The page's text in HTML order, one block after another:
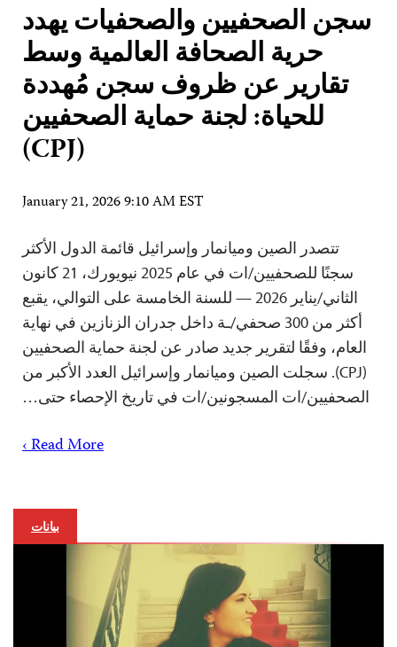
سجن الصحفيين والصحفيات يهدد
حرية الصحافة العالمية وسط
تقارير عن ظروف سجن مُهددة
للحياة: لجنة حماية الصحفيين
(CPJ)
January 21, 2026 9:10 AM EST
تتصدر الصين وميانمار وإسرائيل قائمة الدول الأكثر
سجنًا للصحفيين/ات في عام 2025 نيويورك، 21 كانون
الثاني/يناير 2026 — للسنة الخامسة على التوالي، يقبع
أكثر من 300 صحفي/ـة داخل جدران الزنازين في نهاية
العام، وفقًا لتقرير جديد صادر عن لجنة حماية الصحفيين
(CPJ). سجلت الصين وميانمار وإسرائيل العدد الأكبر من
الصحفيين/ات المسجونين/ات في تاريخ الإحصاء حتى…
Read More ›
بيانات